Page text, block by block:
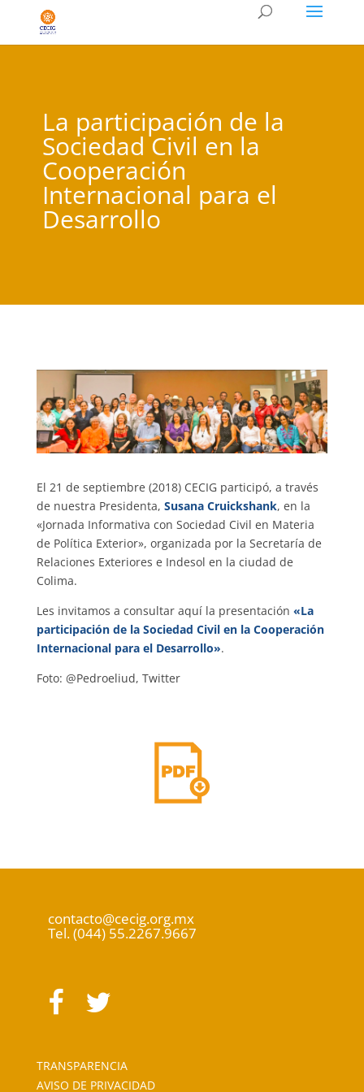
La participación de la
Sociedad Civil en la
Cooperación
Internacional para el
Desarrollo
El 21 de septiembre (2018) CECIG participó, a través
de nuestra Presidenta, Susana Cruickshank, en la
«Jornada Informativa con Sociedad Civil en Materia
de Política Exterior», organizada por la Secretaría de
Relaciones Exteriores e Indesol en la ciudad de
Colima.
Les invitamos a consultar aquí la presentación «La
participación de la Sociedad Civil en la Cooperación
Internacional para el Desarrollo».
Foto: @Pedroeliud, Twitter
contacto@cecig.org.mx
Tel. (044) 55.2267.9667
TRANSPARENCIA
AVISO DE PRIVACIDAD